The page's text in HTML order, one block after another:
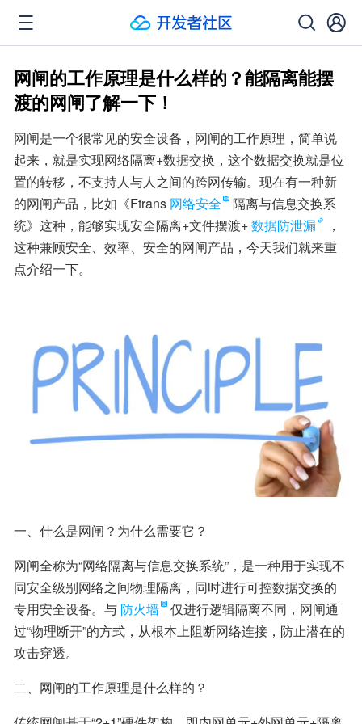
网闸的工作原理是什么样的？能隔离能摆
渡的网闸了解一下！
网闸是一个很常见的安全设备，网闸的工作原理，简单说
起来，就是实现网络隔离+数据交换，这个数据交换就是位
置的转移，不支持人与人之间的跨网传输。现在有一种新
的网闸产品，比如《Ftrans 网络安全
隔离与信息交换系
统》这种，能够实现安全隔离+文件摆渡+数据防泄漏
，
这种兼顾安全、效率、安全的网闸产品，今天我们就来重
点介绍一下。
一、什么是网闸？为什么需要它？
网闸全称为“网络隔离与信息交换系统”，是一种用于实现不
同安全级别网络之间物理隔离，同时进行可控数据交换的
专用安全设备。与 防火墙
仅进行逻辑隔离不同，网闸通
过“物理断开”的方式，从根本上阻断网络连接，防止潜在的
攻击穿透。
二、网闸的工作原理是什么样的？